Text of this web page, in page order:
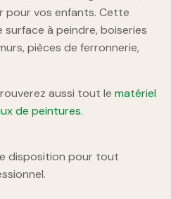
pour vos enfants. Cette
surface à peindre, boiseries
pièces de ferronnerie,
aussi tout le matériel
de peintures.
disposition pour tout